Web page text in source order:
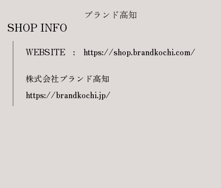
ブランド高知
SHOP INFO
WEBSITE : https://shop.brandkochi.com/
株式会社ブランド高知
https://brandkochi.jp/